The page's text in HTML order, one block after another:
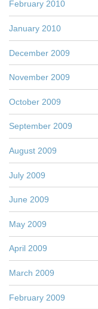
February 2010
January 2010
December 2009
November 2009
October 2009
September 2009
August 2009
July 2009
June 2009
May 2009
April 2009
March 2009
February 2009